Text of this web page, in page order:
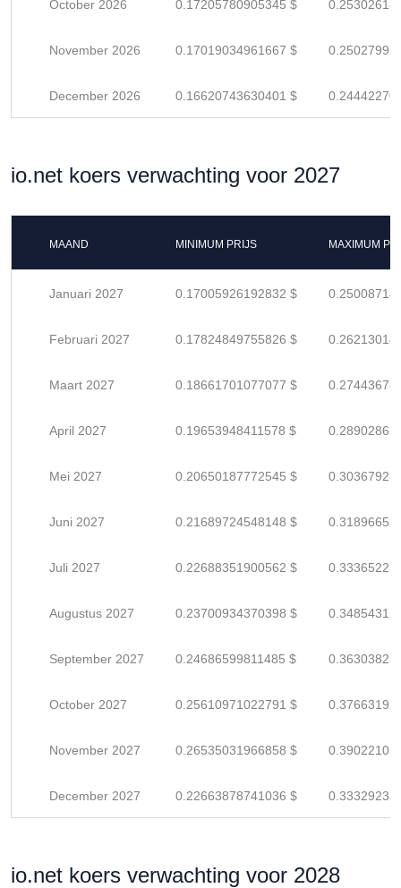
October 2026 0.17205780905345 $
November 2026 0.17019034961667 $
December 2026 0.16620743630401 $
io.net koers verwachting voor 2027
MAAND MINIMUM PRIJS MAXIMUM
Januari 2027 0.17005926192832 $
Februari 2027 0.17824849755826 $
Maart 2027 0.18661701077077 $
April 2027 0.19653948411578 $
Mei 2027 0.20650187772545 $
Juni 2027 0.21689724548148 $
Juli 2027 0.22688351900562 $
Augustus 2027 0.23700934370398 $
September 2027 0.24686599811485 $
October 2027 0.25610971022791 $
November 2027 0.26535031966858 $
December 2027 0.22663878741036 $
io.net koers verwachting voor 2028